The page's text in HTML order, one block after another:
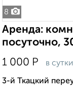
8
Аренда:
посуточно,
1 000 Р в сутки
3-й Ткацкий